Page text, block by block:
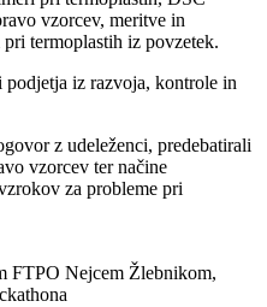
vzorcev, meritve in
termoplastih iz povzetek.
podjetja iz razvoja, kontrole in
z udeleženci, predebatirali
vzorcev ter načine
za probleme pri
FTPO Nejcem Žlebnikom,